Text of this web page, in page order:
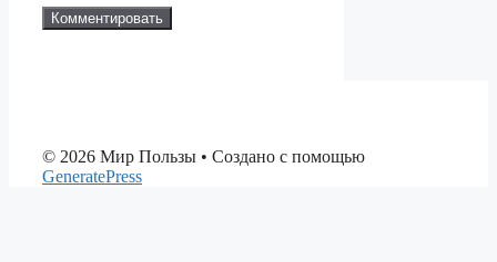
© 2026 Мир Пользы • Создано с помощью
GeneratePress